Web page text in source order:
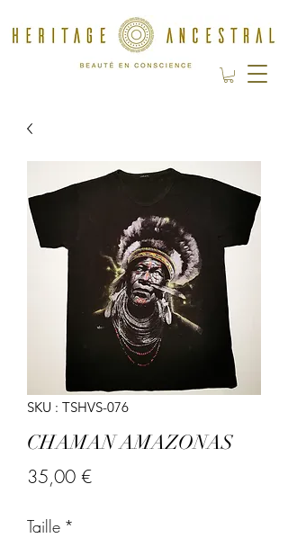
SKU : TSHVS-076
CHAMAN AMAZONAS
35,00 €Prix
Taille *